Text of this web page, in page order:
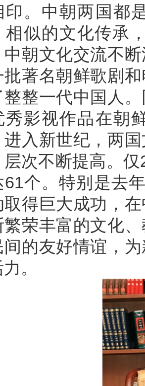
印。中朝两国都
相似的文化传承
中朝文化交流不
批著名朝鲜歌剧
整整一代中国人
秀影视作品在朝
进入新世纪，两
层次不断提高。
61个。特别是去
取得巨大成功，
繁荣丰富的文化
间的友好情谊，
。